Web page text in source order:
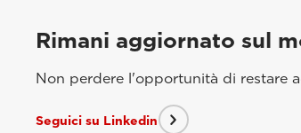
Rimani aggiornato sul
Non perdere l'opportunità di restare
Seguici su Linkedin